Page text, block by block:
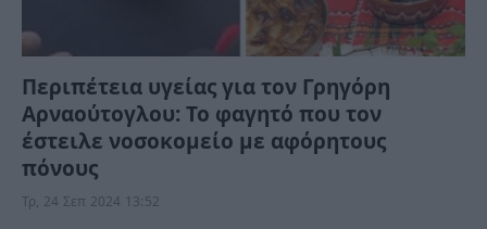
Περιπέτεια υγείας για τον Γρηγόρη
Αρναούτογλου: Το φαγητό που τον
έστειλε νοσοκομείο με αφόρητους
πόνους
Τρ, 24 Σεπ 2024 13:52